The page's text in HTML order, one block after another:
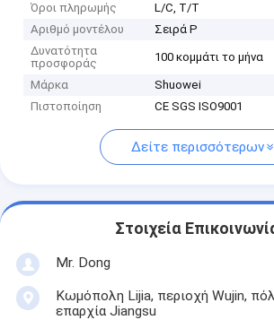
Όροι πληρωμής
L/C, T/T
Αριθμό μοντέλου
Σειρά Ρ
Δυνατότητα
προσφοράς
100 κομμάτι το μήνα
Μάρκα
Shuowei
Πιστοποίηση
CE SGS ISO9001
Δείτε περισσότερων
Στοιχεία
Mr. Dong
Κωμόπολη Lijia, περιοχή Wujin,
επαρχία Jiangsu